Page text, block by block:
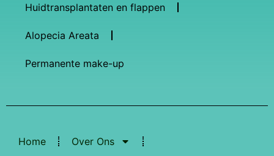
Huidtransplantaten en flappen
Alopecia Areata
Permanente make-up
Home Over Ons